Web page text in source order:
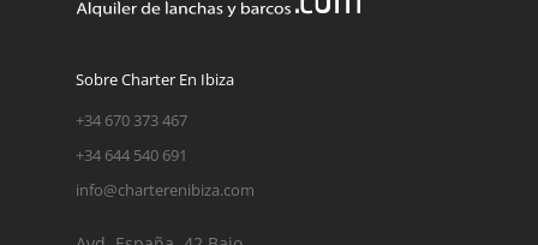
Sobre Charter En Ibiza
+34 670 373 467
+34 644 540 691
info@charterenibiza.com